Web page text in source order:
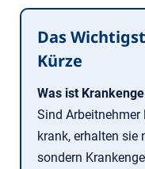
Das
Kürze
Was ist
Sind Arbeitnehmer
krank, erhalten sie
sondern